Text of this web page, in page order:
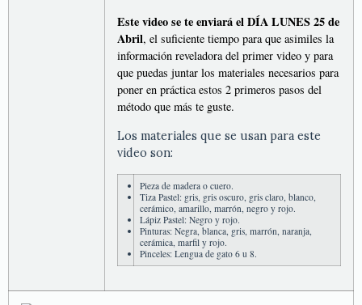
Este video se te enviará el DÍA LUNES 25 de
Abril, el suficiente tiempo para que asimiles la
información reveladora del primer video y para
que puedas juntar los materiales necesarios para
poner en práctica estos 2 primeros pasos del
método que más te guste.
Los materiales que se usan para este
video son:
Pieza de madera o cuero.
Tiza Pastel: gris, gris oscuro, gris claro, blanco,
cerámico, amarillo, marrón, negro y rojo.
Lápiz Pastel: Negro y rojo.
Pinturas: Negra, blanca, gris, marrón, naranja,
cerámica, marfil y rojo.
Pinceles: Lengua de gato 6 u 8.